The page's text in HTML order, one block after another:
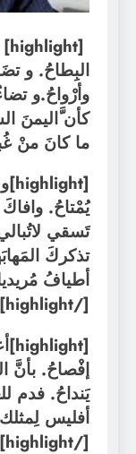
[highlight]
البِطاحُ. و
وأرْواحُ.و
كأن َّاليمنَ
ما كانَ منْ
[highlight]
يُمْتاحُ.
تَسقي
تذكركَ
أطيافُ
[/highlight]
[highlight]
إفْصاحُ. بأنَّ
يَنداحُ. فدم
أفليس
[/highlight]